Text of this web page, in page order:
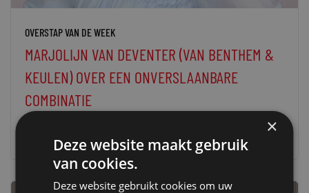
OVERSTAP VAN DE WEEK
MARJOLIJN VAN DEVENTER (VAN BENTHEM &
KEULEN) OVER EEN ONVERSLAANBARE
COMBINATIE
×
Deze website maakt gebruik
van cookies.
Deze website gebruikt cookies om uw